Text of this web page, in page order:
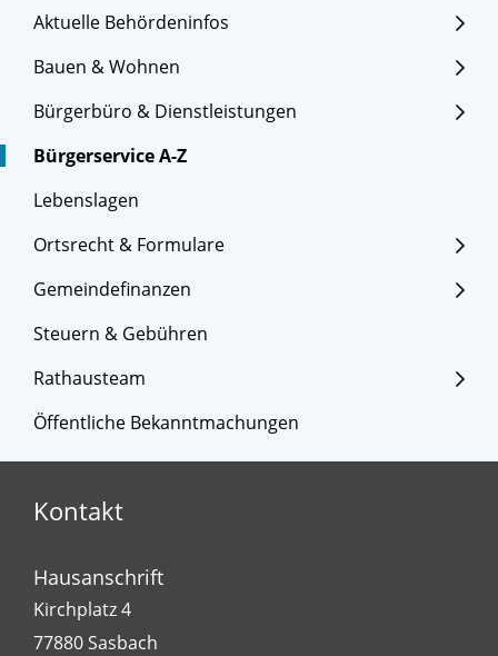
Aktuelle Behördeninfos
Bauen & Wohnen
Bürgerbüro & Dienstleistungen
Bürgerservice A-Z
Lebenslagen
Ortsrecht & Formulare
Gemeindefinanzen
Steuern & Gebühren
Rathausteam
Öffentliche Bekanntmachungen
Kontakt
Hausanschrift
Kirchplatz 4
77880Sasbach